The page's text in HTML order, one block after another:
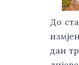
До
дан